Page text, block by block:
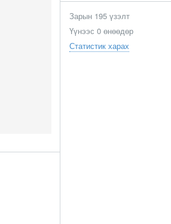
Зарын 195 үзэлт
Үүнээс 0 өнөөдөр
Статистик харах